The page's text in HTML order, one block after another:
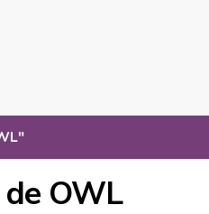
"
OWL